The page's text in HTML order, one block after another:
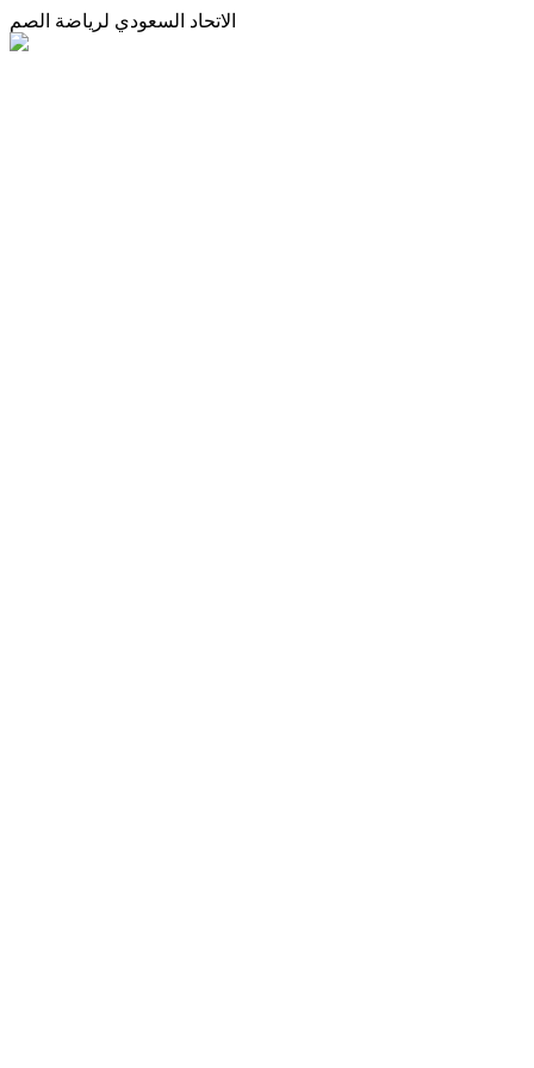
الاتحاد السعودي لرياضة الصم